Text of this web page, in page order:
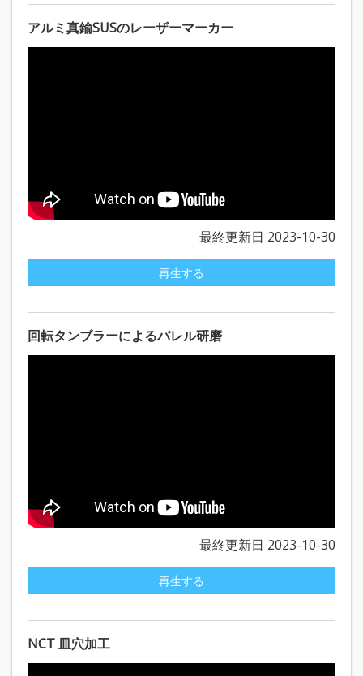
アルミ真鍮SUSのレーザーマーカー
最終更新日 2023-10-30
再生する
回転タンブラーによるバレル研磨
最終更新日 2023-10-30
再生する
NCT 皿穴加工